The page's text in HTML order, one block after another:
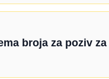
broja za poziv za